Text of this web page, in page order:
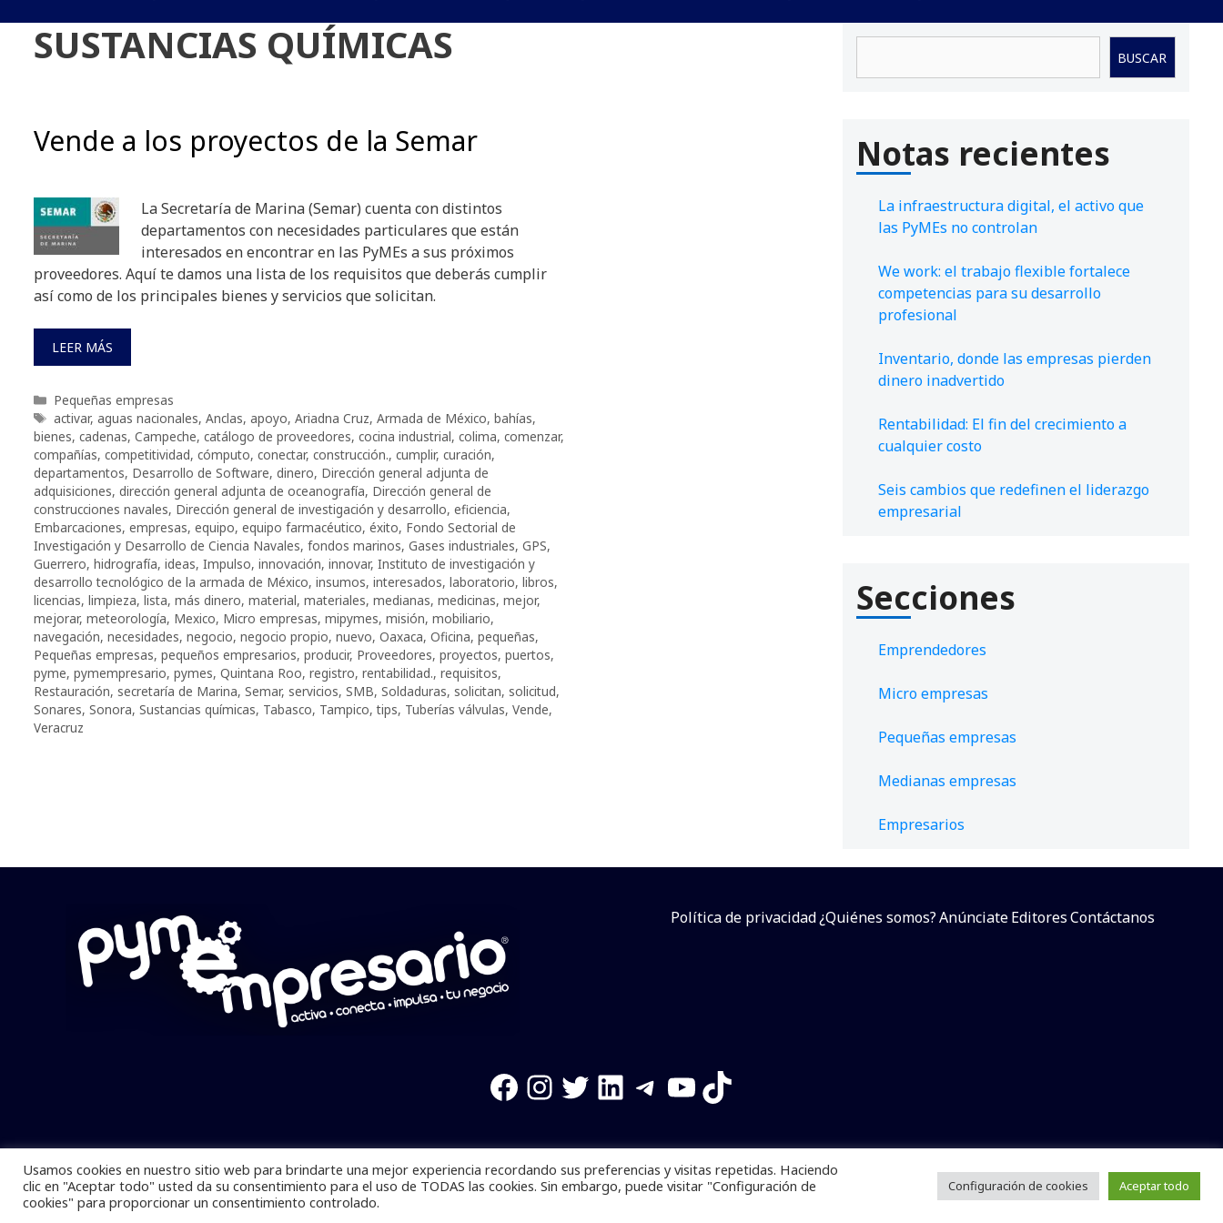
SUSTANCIAS QUÍMICAS
Vende a los proyectos de la Semar
La Secretaría de Marina (Semar) cuenta con distintos
departamentos con necesidades particulares que están
interesados en encontrar en las PyMEs a sus próximos
proveedores. Aquí te damos una lista de los requisitos que deberás cumplir
así como de los principales bienes y servicios que solicitan.
LEER MÁS
Categorías
Pequeñas empresas
Etiquetas
activar, aguas nacionales, Anclas, apoyo, Ariadna Cruz, Armada de México, bahías,
bienes, cadenas, Campeche, catálogo de proveedores, cocina industrial, colima, comenzar,
compañías, competitividad, cómputo, conectar, construcción., cumplir, curación,
departamentos, Desarrollo de Software, dinero, Dirección general adjunta de
adquisiciones, dirección general adjunta de oceanografía, Dirección general de
construcciones navales, Dirección general de investigación y desarrollo, eficiencia,
Embarcaciones, empresas, equipo, equipo farmacéutico, éxito, Fondo Sectorial de
Investigación y Desarrollo de Ciencia Navales, fondos marinos, Gases industriales, GPS,
Guerrero, hidrografía, ideas, Impulso, innovación, innovar, Instituto de investigación y
desarrollo tecnológico de la armada de México, insumos, interesados, laboratorio, libros,
licencias, limpieza, lista, más dinero, material, materiales, medianas, medicinas, mejor,
mejorar, meteorología, Mexico, Micro empresas, mipymes, misión, mobiliario,
navegación, necesidades, negocio, negocio propio, nuevo, Oaxaca, Oficina, pequeñas,
Pequeñas empresas, pequeños empresarios, producir, Proveedores, proyectos, puertos,
pyme, pymempresario, pymes, Quintana Roo, registro, rentabilidad., requisitos,
Restauración, secretaría de Marina, Semar, servicios, SMB, Soldaduras, solicitan, solicitud,
Sonares, Sonora, Sustancias químicas, Tabasco, Tampico,tips, Tuberías válvulas, Vende,
Veracruz
BUSCAR
Notas recientes
La infraestructura digital, el activo que
las PyMEs no controlan
We work: el trabajo flexible fortalece
competencias para su desarrollo
profesional
Inventario, donde las empresas pierden
dinero inadvertido
Rentabilidad: El fin del crecimiento a
cualquier costo
Seis cambios que redefinen el liderazgo
empresarial
Secciones
Emprendedores
Micro empresas
Pequeñas empresas
Medianas empresas
Empresarios
Política de privacidad¿Quiénes somos?AnúnciateEditoresContáctanos
Facebook
Instagram
Twitter
LinkedIn
Telegram
YouTube
TikTok
Pymempresario © 2025 Todos los derechos reservados. Se prohibe el uso de la información total o parcial sin dar referencia a la fuente.
Desarrollado poryalla ya!
Usamos cookies en nuestro sitio web para brindarte una mejor experiencia recordando sus preferencias y visitas repetidas. Haciendo
clic en "Aceptar todo" usted da su consentimiento para el uso de TODAS las cookies. Sin embargo, puede visitar "Configuración de
cookies" para proporcionar un consentimiento controlado.
Configuración de cookies Aceptar todo